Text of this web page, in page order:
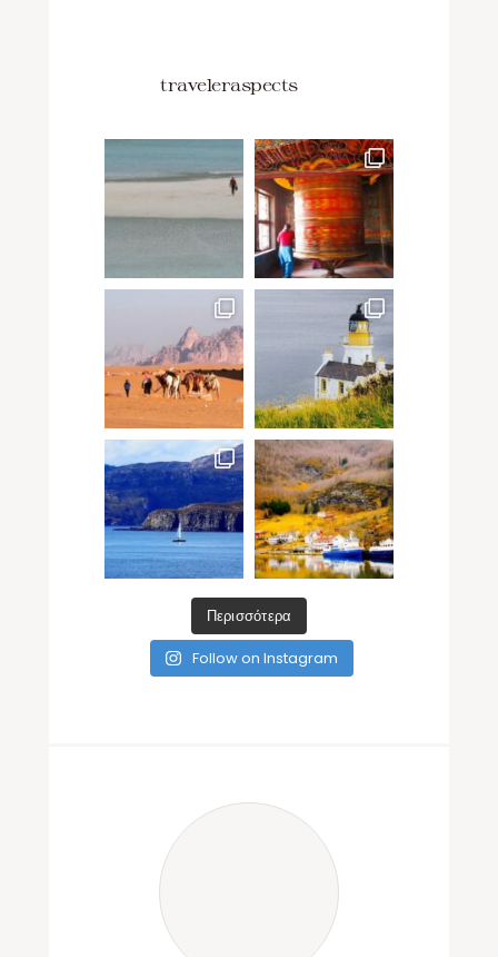
traveleraspects
Περισσότερα
Follow on Instagram